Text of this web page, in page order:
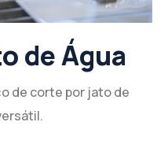
de Água
de corte por jato de